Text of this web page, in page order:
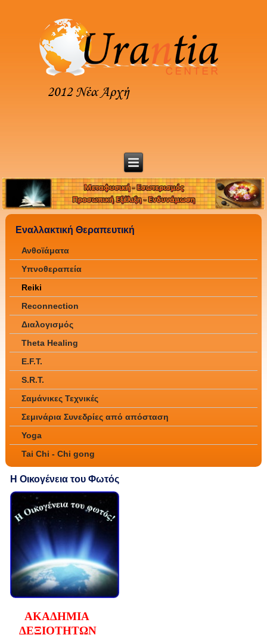
Εναλλακτική Θεραπευτική
Ανθοϊάματα
Υπνοθεραπεία
Reiki
Reconnection
Διαλογισμός
Theta Healing
E.F.T.
S.R.T.
Σαμάνικες Τεχνικές
Σεμινάρια Συνεδρίες από απόσταση
Yoga
Tai Chi - Chi gong
Η Οικογένεια του Φωτός
ΑΚΑΔΗΜΙΑ
ΔΕΞΙΟΤΗΤΩΝ